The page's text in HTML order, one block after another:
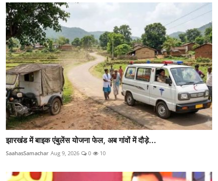
झारखंड में बाइक एंबुलेंस योजना फेल, अब गांवों में दौड़े...
SaahasSamachar Aug 9, 2026 0 10